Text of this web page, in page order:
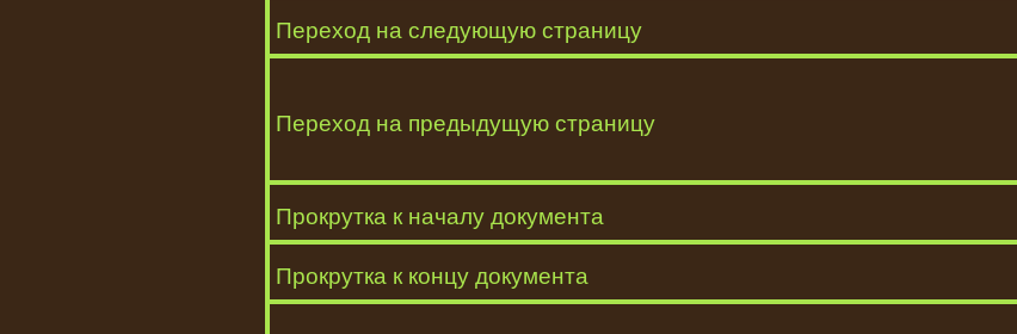
Переход на следующую страницу
Переход на предыдущую страницу
Прокрутка к началу документа
Прокрутка к концу документа